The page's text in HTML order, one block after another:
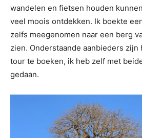
wandelen en fietsen houden
veel moois ontdekken. Ik boekte
zelfs meegenomen naar een berg
zien. Onderstaande aanbieders
tour te boeken, ik heb zelf met
gedaan.